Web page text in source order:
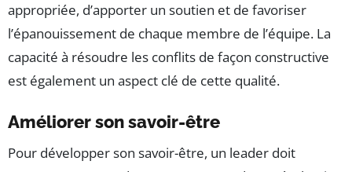
appropriée, d’apporter un soutien et de favoriser
l’épanouissement de chaque membre de l’équipe. La
capacité à résoudre les conflits de façon constructive
est également un aspect clé de cette qualité.
Améliorer son savoir-être
Pour développer son savoir-être, un leader doit